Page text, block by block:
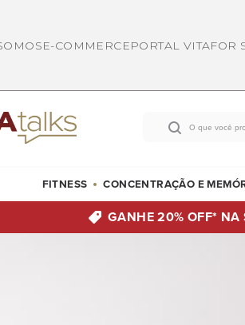
E-COMMERCEPORTAL VITAFOR
FITNESS CONCENTRAÇÃO E
GANHE 20% OFF* NA